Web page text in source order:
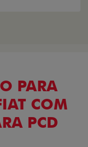
PARA
COM
PCD